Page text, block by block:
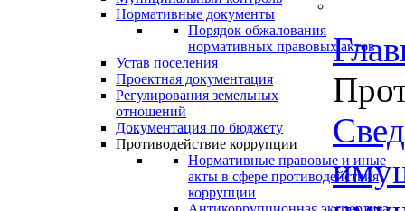
Нормативные документы
Порядок обжалования
нормативных правовых актов
Устав поселения
Проектная документация
Регулирования земельных
отношений
Документация по бюджету
Противодействие коррупции
Нормативные правовые и иные
акты в сфере противодействия
коррупции